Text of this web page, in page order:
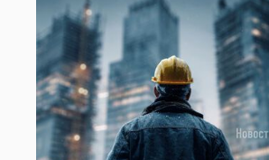
программы
Медиа
Новости
недвижимости
Мнение
эксперта
Аналитика